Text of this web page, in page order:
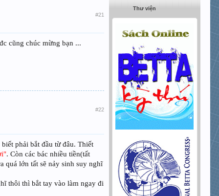
#21
cũng chúc mừng bạn ...
#22
phải bắt đầu từ đâu. Thiết
. Còn các bác nhiều tiền(tất
quá lớn tất sẽ nảy sinh suy nghĩ
thôi thì bắt tay vào làm ngay đi
Thư viện